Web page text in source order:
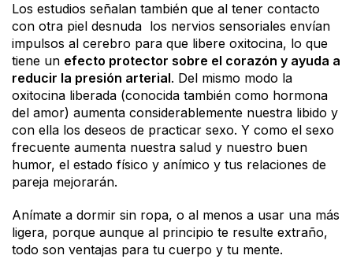
Los estudios señalan también que al tener contacto
con otra piel desnuda los nervios sensoriales envían
impulsos al cerebro para que libere oxitocina, lo que
tiene un efecto protector sobre el corazón y ayuda a
reducir la presión arterial. Del mismo modo la
oxitocina liberada (conocida también como hormona
del amor) aumenta considerablemente nuestra libido y
con ella los deseos de practicar sexo. Y como el sexo
frecuente aumenta nuestra salud y nuestro buen
humor, el estado físico y anímico y tus relaciones de
pareja mejorarán.
Anímate a dormir sin ropa, o al menos a usar una más
ligera, porque aunque al principio te resulte extraño,
todo son ventajas para tu cuerpo y tu mente.